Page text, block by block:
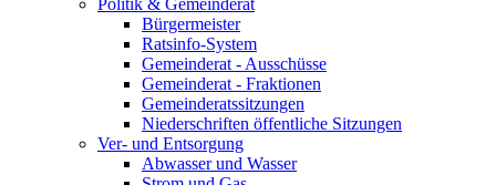
Politik & Gemeinderat
Bürgermeister
Ratsinfo-System
Gemeinderat - Ausschüsse
Gemeinderat - Fraktionen
Gemeinderatssitzungen
Niederschriften öffentliche Sitzungen
Ver- und Entsorgung
Abwasser und Wasser